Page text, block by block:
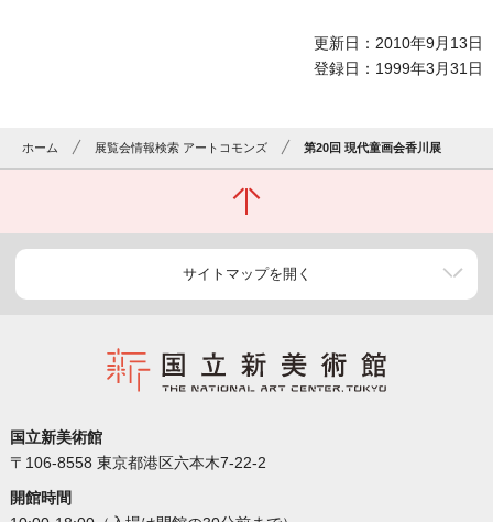
更新日：2010年9月13日
登録日：1999年3月31日
ホーム 展覧会情報検索 アートコモンズ 第20回 現代童画会香川展
サイトマップを開く
国立新美術館
〒106-8558 東京都港区六本木7-22-2
開館時間